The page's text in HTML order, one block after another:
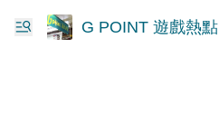
G POINT 遊戲熱點